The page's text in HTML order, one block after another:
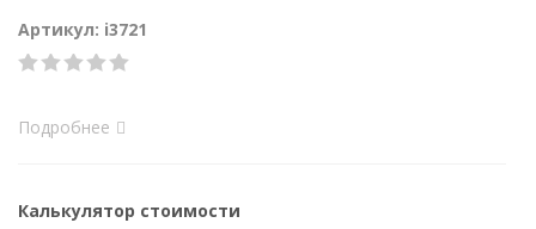
Артикул: i3721
Подробнее
Калькулятор стоимости